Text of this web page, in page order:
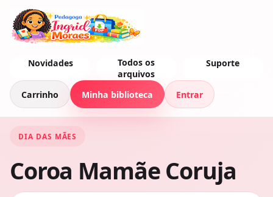
Novidades
Todos os
arquivos
Suporte
Carrinho Minha biblioteca Entrar
DIA DAS MÃES
Coroa Mamãe Coruja